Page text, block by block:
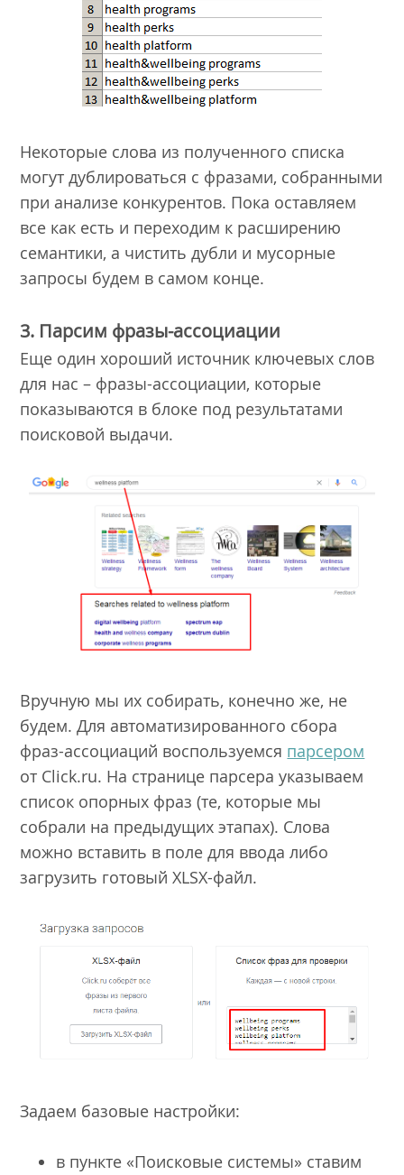
Некоторые слова из полученного списка
могут дублироваться с фразами, собранными
при анализе конкурентов. Пока оставляем
все как есть и переходим к расширению
семантики, а чистить дубли и мусорные
запросы будем в самом конце.
3. Парсим фразы-ассоциации
Еще один хороший источник ключевых слов
для нас – фразы-ассоциации, которые
показываются в блоке под результатами
поисковой выдачи.
Вручную мы их собирать, конечно же, не
будем. Для автоматизированного сбора
фраз-ассоциаций воспользуемся парсером
от Click.ru. На странице парсера указываем
список опорных фраз (те, которые мы
собрали на предыдущих этапах). Слова
можно вставить в поле для ввода либо
загрузить готовый XLSX-файл.
Задаем базовые настройки:
в пункте «Поисковые системы» ставим